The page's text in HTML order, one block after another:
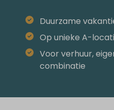
Duurzame
Op unieke A-
Voor verhuur,
combinatie